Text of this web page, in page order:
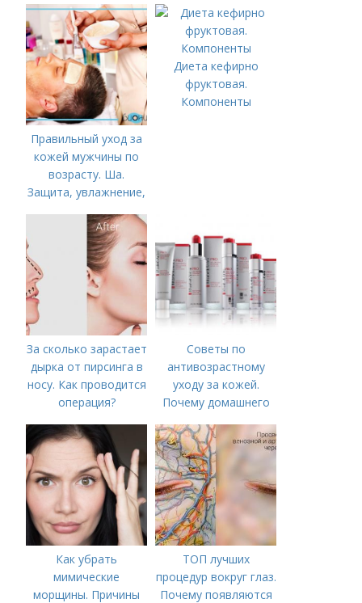
Правильный уход за
кожей мужчины по
возрасту. Ша.
Защита, увлажнение,
Диета кефирно
фруктовая.
Компоненты
За сколько зарастает
дырка от пирсинга в
носу. Как проводится
операция?
Советы по
антивозрастному
уходу за кожей.
Почему домашнего
Как убрать
мимические
морщины. Причины
ТОП лучших
процедур вокруг глаз.
Почему появляются